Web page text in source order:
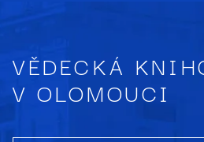
VĚDECKÁ
V OLOMOUCI